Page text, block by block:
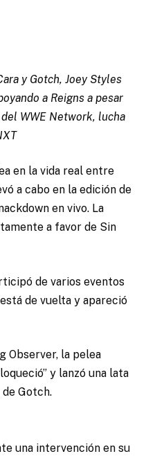
y Gotch, Joey Styles
a Reigns a pesar
WWE Network, lucha
en la vida real entre
a cabo en la edición de
en vivo. La
a favor de Sin
de varios eventos
de vuelta y apareció
Observer, la pelea
y lanzó una lata
Gotch.
una intervención en su